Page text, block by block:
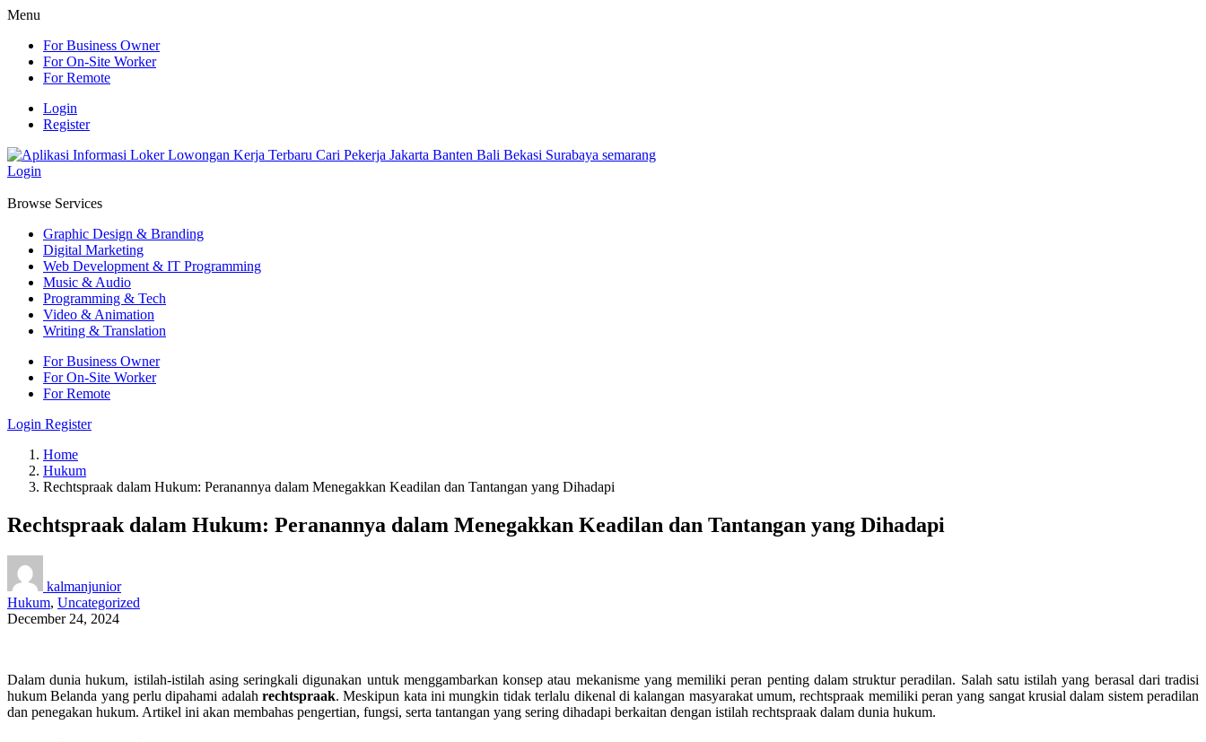
Menu
For Business Owner
For On-Site Worker
For Remote
Login
Register
Login
Browse Services
Graphic Design & Branding
Digital Marketing
Web Development & IT Programming
Music & Audio
Programming & Tech
Video & Animation
Writing & Translation
For Business Owner
For On-Site Worker
For Remote
Login Register
Home
Hukum
Rechtspraak dalam Hukum: Peranannya dalam Menegakkan Keadilan dan Tantangan yang Dihadapi
Rechtspraak dalam Hukum: Peranannya dalam Menegakkan Keadilan dan Tantangan yang Dihadapi
kalmanjunior
Hukum, Uncategorized
December 24, 2024
Dalam dunia hukum, istilah-istilah asing seringkali digunakan untuk menggambarkan konsep atau mekanisme yang memiliki peran penting dalam struktur peradilan. Salah satu istilah yang berasal dari tradisi
hukum Belanda yang perlu dipahami adalahrechtspraak. Meskipun kata ini mungkin tidak terlalu dikenal di kalangan masyarakat umum, rechtspraak memiliki peran yang sangat krusial dalam sistem peradilan
dan penegakan hukum. Artikel ini akan membahas pengertian, fungsi, serta tantangan yang sering dihadapi berkaitan dengan istilah rechtspraak dalam dunia hukum.